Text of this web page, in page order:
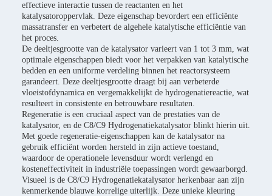
effectieve interactie tussen de reactanten en het
katalysatoroppervlak. Deze eigenschap bevordert een efficiënte
massatransfer en verbetert de algehele katalytische efficiëntie van
het proces.
De deeltjesgrootte van de katalysator varieert van 1 tot 3 mm, wat
optimale eigenschappen biedt voor het verpakken van katalytische
bedden en een uniforme verdeling binnen het reactorsysteem
garandeert. Deze deeltjesgrootte draagt bij aan verbeterde
vloeistofdynamica en vergemakkelijkt de hydrogenatiereactie, wat
resulteert in consistente en betrouwbare resultaten.
Regeneratie is een cruciaal aspect van de prestaties van de
katalysator, en de C8/C9 Hydrogenatiekatalysator blinkt hierin uit.
Met goede regeneratie-eigenschappen kan de katalysator na
gebruik efficiënt worden hersteld in zijn actieve toestand,
waardoor de operationele levensduur wordt verlengd en
kosteneffectiviteit in industriële toepassingen wordt gewaarborgd.
Visueel is de C8/C9 Hydrogenatiekatalysator herkenbaar aan zijn
kenmerkende blauwe korrelige uiterlijk. Deze unieke kleuring